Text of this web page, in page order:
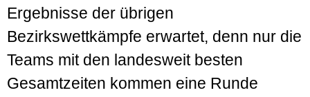
Ergebnisse der übrigen
Bezirkswettkämpfe erwartet, denn nur die
Teams mit den landesweit besten
Gesamtzeiten kommen eine Runde